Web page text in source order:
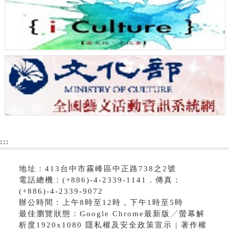
:::
地址：413台中市霧峰區中正路738之2號
電話總機：(+886)-4-2339-1141．傳真：
(+886)-4-2339-9072
辦公時間：上午8時至12時，下午1時至5時
最佳瀏覽狀態：Google Chrome最新版╱螢幕解
析度1920x1080 隱私權及安全政策宣示 | 著作權